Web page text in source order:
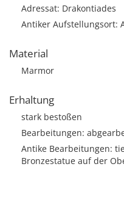
Adressat: Drakontiades
Antiker Aufstellungsort:
Material
Marmor
Erhaltung
stark bestoßen
Bearbeitungen:
Antike Bearbeitungen:
Bronzestatue auf der